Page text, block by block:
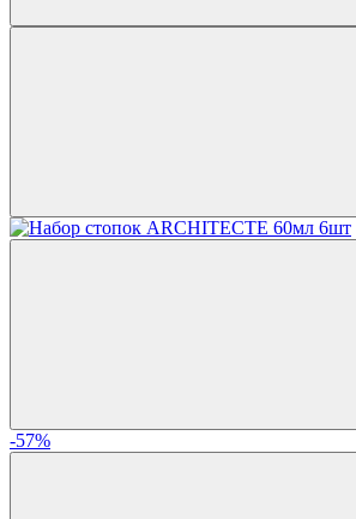
-57%